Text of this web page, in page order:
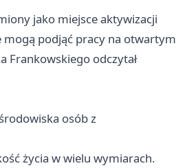
jako miejsce aktywizacji
mogą podjąć pracy na otwartym
Frankowskiego odczytał
osób z
życia w wielu wymiarach.